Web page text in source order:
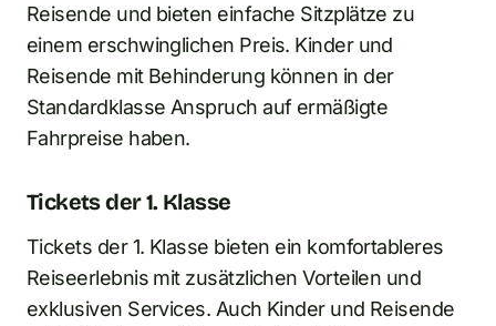
Reisende und bieten einfache Sitzplätze zu
einem erschwinglichen Preis. Kinder und
Reisende mit Behinderung können in der
Standardklasse Anspruch auf ermäßigte
Fahrpreise haben.
Tickets der 1. Klasse
Tickets der 1. Klasse bieten ein komfortableres
Reiseerlebnis mit zusätzlichen Vorteilen und
exklusiven Services. Auch Kinder und Reisende